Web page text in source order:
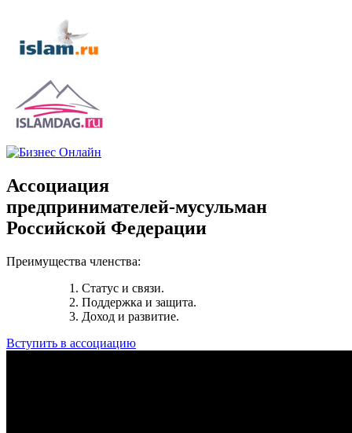
Ассоциация
предпринимателей-мусульман
Российской Федерации
Преимущества членства:
1. Статус и связи.
2. Поддержка и защита.
3. Доход и развитие.
Вступить в ассоциацию